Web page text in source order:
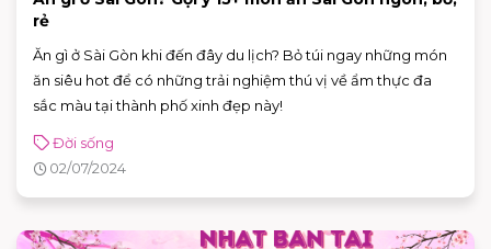
rẻ
Ăn gì ở Sài Gòn khi đến đây du lịch? Bỏ túi ngay những món
ăn siêu hot để có những trải nghiệm thú vị về ẩm thực đa
sắc màu tại thành phố xinh đẹp này!
Đời sống
02/07/2024